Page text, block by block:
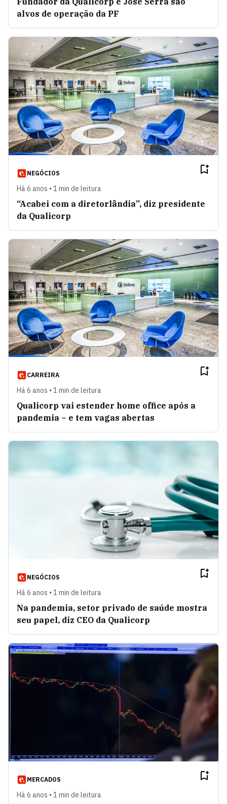
alvos de operação da PF
NEGÓCIOS
Há 6 anos • 1 min de leitura
“Acabei com a diretorlândia”, diz presidente
da Qualicorp
CARREIRA
Há 6 anos • 1 min de leitura
Qualicorp vai estender home office após a
pandemia – e tem vagas abertas
NEGÓCIOS
Há 6 anos • 1 min de leitura
Na pandemia, setor privado de saúde mostra
seu papel, diz CEO da Qualicorp
MERCADOS
Há 6 anos • 1 min de leitura